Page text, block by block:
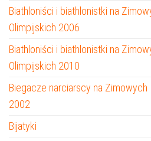
Biathloniści i biathlonistki na
Olimpijskich 2006
Biathloniści i biathlonistki na
Olimpijskich 2010
Biegacze narciarscy na
2002
Bijatyki